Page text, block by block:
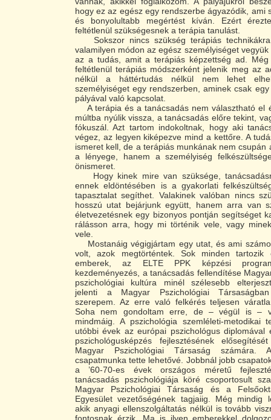
hogy ez az egész egy rendszerbe ágyazódik, ami
és bonyolultabb megértést kíván. Ezért
feltétlenül szükségesnek a terápia tanulást.
Sokszor nincs szükség terápiás
valamilyen módon az egész személyiséget
az a tudás, amit a terápiás képzettség ad.
feltétlenül terápiás módszerként jelenik meg az
nélkül a háttértudás nélkül nem lehet
személyiséget egy rendszerben, aminek csak
pályával való kapcsolat.
A terápia és a tanácsadás nem választható el
múltba nyúlik vissza, a tanácsadás előre tekint,
fókuszál. Azt tartom indokoltnak, hogy aki
végez, az legyen kiképezve mind a kettőre. A
ismeret kell, de a terápiás munkának nem csupán
a lényege, hanem a személyiség
önismeret.
Hogy kinek mire van szüksége,
ennek eldöntésében is a gyakorlati
tapasztalat segíthet. Valakinek valóban nincs
hosszú utat bejárjunk együtt, hanem arra van
életvezetésnek egy bizonyos pontján segítséget
rálásson arra, hogy mi történik vele, vagy
vele.
Mostanáig végigjártam egy utat, és ami
volt, azok megtörténtek. Sok minden tartozik
emberek, az ELTE PPK képzési
kezdeményezés, a tanácsadás fellendítése
pszichológiai kultúra minél szélesebb
jelenti a Magyar Pszichológiai
szerepem. Az erre való felkérés teljesen
Soha nem gondoltam erre, de – végül is –
mindmáig. A pszichológia szemléleti-metodikai
utóbbi évek az európai pszichológus diplomával
pszichológusképzés fejlesztésének
Magyar Pszichológiai Társaság számára.
csapatmunka tette lehetővé. Jobbnál jobb
a ’60-70-es évek országos méretű
tanácsadás pszichológiája köré csoportosult
Magyar Pszichológiai Társaság és a
Egyesület vezetőségének tagjaiig. Még mindig
akik anyagi ellenszolgáltatás nélkül is tovább